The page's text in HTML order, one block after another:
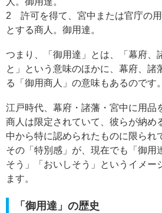
2 許可を得て、宮中または官庁の
とする商人。御用達。
つまり、「御用達」とは、「幕府、
と」という意味のほかに、幕府、諸
る「御用商人」の意味もあるのです。
江戸時代、幕府・諸藩・宮中に用品
商人は限定されていて、彼らが納め
中から特に認められたものに限られ
その「特別感」が、現在でも「御用
そう」「おいしそう」というイメー
ます。
「御用達」の歴史